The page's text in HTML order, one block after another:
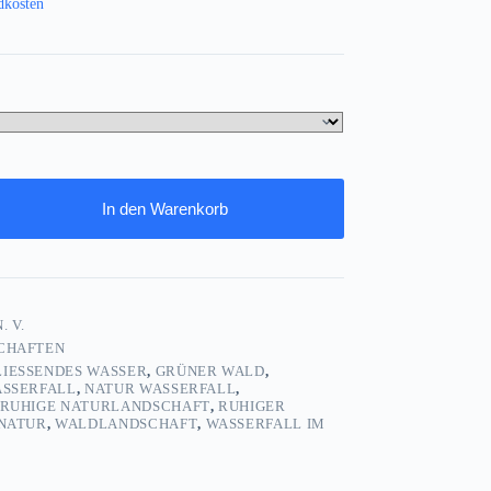
In den Warenkorb
V.
WASSER , GRÜNER WALD,
,NATUR WASSERFALL,
RUHIGE NATURLANDSCHAFT,RUHIGER
,WALDLANDSCHAFT, WASSERFALL IM